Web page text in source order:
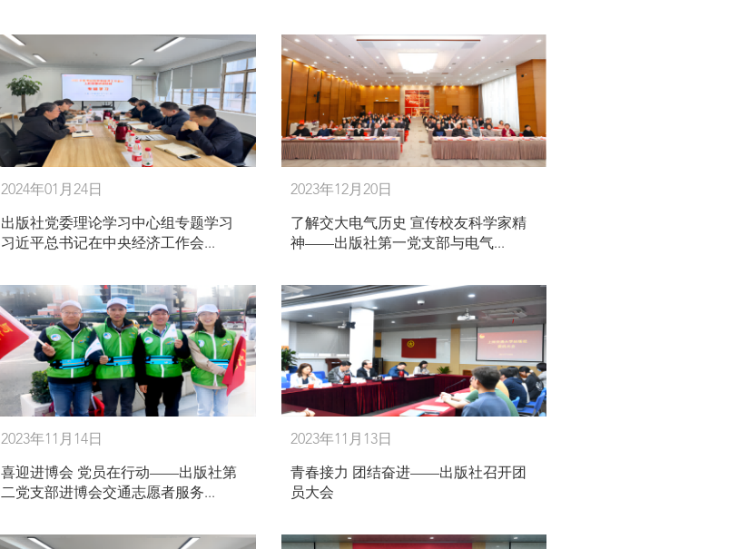
2024年01月24日
出版社党委理论学习中心组专题学习
习近平总书记在中央经济工作会...
2023年12月20日
了解交大电气历史 宣传校友科学家精
神——出版社第一党支部与电气...
2023年11月14日
喜迎进博会 党员在行动——出版社第
二党支部进博会交通志愿者服务...
2023年11月13日
青春接力 团结奋进——出版社召开团
员大会